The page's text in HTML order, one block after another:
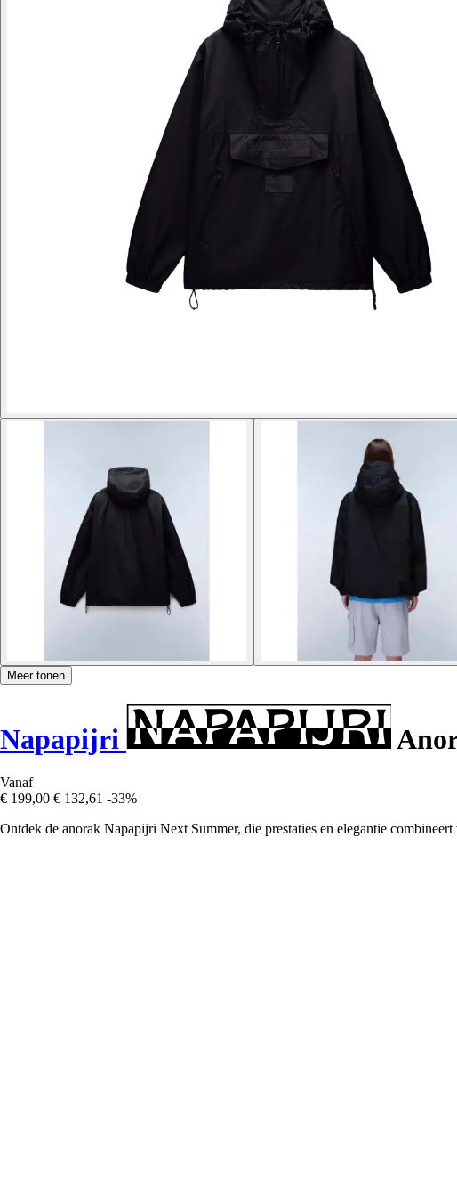
Meer tonen
Napapijri
Vanaf
€ 199,00 € 132,61 -33%
Ontdek de anorak Napapijri Next Summer, die prestaties en elegantie